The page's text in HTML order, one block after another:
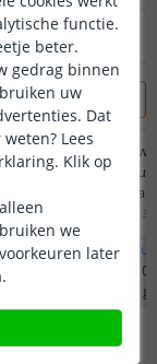
Als ik mijn ledstrip
(dimmen is
kan ik dan deze
Door zondag
Dit kan via de
uw muurdimmer
deze adapter wilt
uw ledstrip ook
kiezen voor de
functie.
beter.
gedrag binnen
uw
Dat
weten? Lees
Klik op
we
later